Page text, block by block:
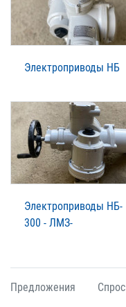
Электроприводы НБ
Электроприводы НБ-
300 - ЛМЗ-
Предложения Спрос